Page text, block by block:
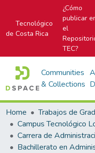
Tecnológico
de Costa Rica
¿Cómo
publicar
el
TEC?
Communities
& Collections
Home
Trabajos de